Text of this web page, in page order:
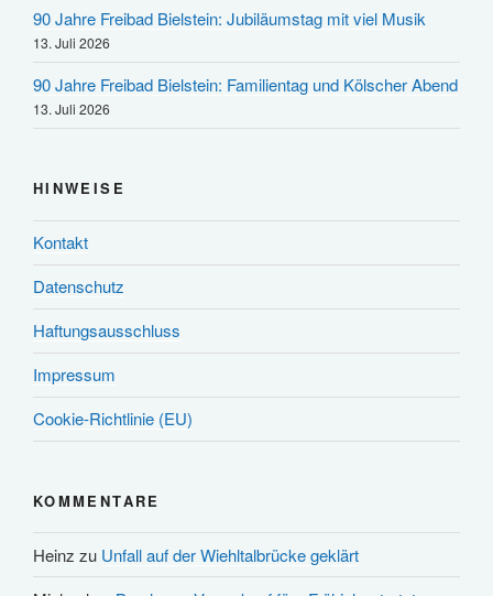
90 Jahre Freibad Bielstein: Jubiläumstag mit viel Musik
13. Juli 2026
90 Jahre Freibad Bielstein: Familientag und Kölscher Abend
13. Juli 2026
HINWEISE
Kontakt
Datenschutz
Haftungsausschluss
Impressum
Cookie-Richtlinie (EU)
KOMMENTARE
Heinz zu Unfall auf der Wiehltalbrücke geklärt